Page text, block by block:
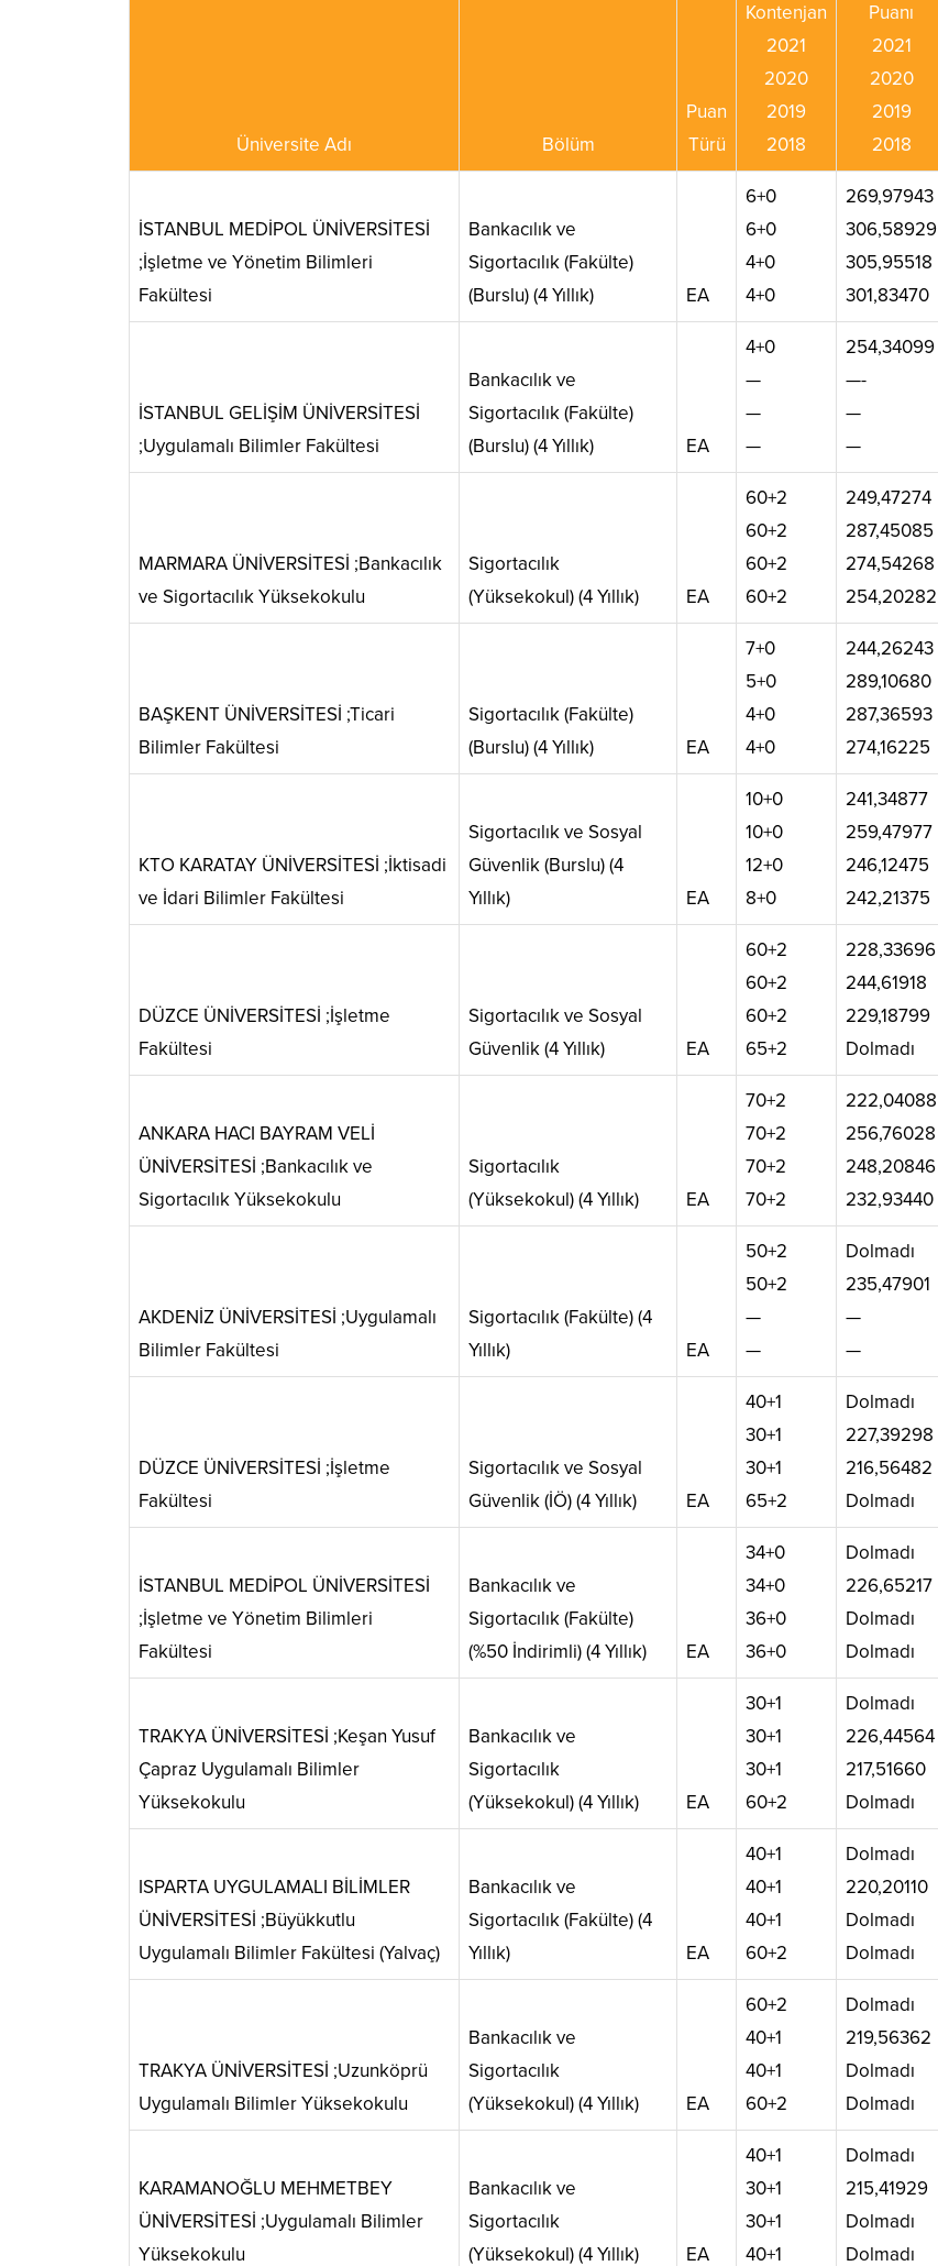
Üniversite Adı Bölüm
Puan
Türü
Kontenjan
2021
2020
2019
2018
Puanı
2021
2020
2019
2018
İSTANBUL MEDİPOL ÜNİVERSİTESİ
;İşletme ve Yönetim Bilimleri
Fakültesi
Bankacılık ve
Sigortacılık (Fakülte)
(Burslu) (4 Yıllık)
EA
6+0
6+0
4+0
4+0
269,97943
306,58929
305,95518
301,83470
İSTANBUL GELİŞİM ÜNİVERSİTESİ
;Uygulamalı Bilimler Fakültesi
Bankacılık ve
Sigortacılık (Fakülte)
(Burslu) (4 Yıllık)
EA
4+0
—
—
—
254,34099
—-
—
—
MARMARA ÜNİVERSİTESİ ;Bankacılık
ve Sigortacılık Yüksekokulu
Sigortacılık
(Yüksekokul) (4 Yıllık)
EA
60+2
60+2
60+2
60+2
249,47274
287,45085
274,54268
254,20282
BAŞKENT ÜNİVERSİTESİ ;Ticari
Bilimler Fakültesi
Sigortacılık (Fakülte)
(Burslu) (4 Yıllık)
EA
7+0
5+0
4+0
4+0
244,26243
289,10680
287,36593
274,16225
KTO KARATAY ÜNİVERSİTESİ ;İktisadi
ve İdari Bilimler Fakültesi
Sigortacılık ve Sosyal
Güvenlik (Burslu) (4
Yıllık)
EA
10+0
10+0
12+0
8+0
241,34877
259,47977
246,12475
242,21375
DÜZCE ÜNİVERSİTESİ ;İşletme
Fakültesi
Sigortacılık ve Sosyal
Güvenlik (4 Yıllık)
EA
60+2
60+2
60+2
65+2
228,33696
244,61918
229,18799
Dolmadı
ANKARA HACI BAYRAM VELİ
ÜNİVERSİTESİ ;Bankacılık ve
Sigortacılık Yüksekokulu
Sigortacılık
(Yüksekokul) (4 Yıllık)
EA
70+2
70+2
70+2
70+2
222,04088
256,76028
248,20846
232,93440
AKDENİZ ÜNİVERSİTESİ ;Uygulamalı
Bilimler Fakültesi
Sigortacılık (Fakülte) (4
Yıllık)
EA
50+2
50+2
—
—
Dolmadı
235,47901
—
—
DÜZCE ÜNİVERSİTESİ ;İşletme
Fakültesi
Sigortacılık ve Sosyal
Güvenlik (İÖ) (4 Yıllık)
EA
40+1
30+1
30+1
65+2
Dolmadı
227,39298
216,56482
Dolmadı
İSTANBUL MEDİPOL ÜNİVERSİTESİ
;İşletme ve Yönetim Bilimleri
Fakültesi
Bankacılık ve
Sigortacılık (Fakülte)
(%50 İndirimli) (4 Yıllık)
EA
34+0
34+0
36+0
36+0
Dolmadı
226,65217
Dolmadı
Dolmadı
TRAKYA ÜNİVERSİTESİ ;Keşan Yusuf
Çapraz Uygulamalı Bilimler
Yüksekokulu
Bankacılık ve
Sigortacılık
(Yüksekokul) (4 Yıllık)
EA
30+1
30+1
30+1
60+2
Dolmadı
226,44564
217,51660
Dolmadı
ISPARTA UYGULAMALI BİLİMLER
ÜNİVERSİTESİ ;Büyükkutlu
Uygulamalı Bilimler Fakültesi (Yalvaç)
Bankacılık ve
Sigortacılık (Fakülte) (4
Yıllık)
EA
40+1
40+1
40+1
60+2
Dolmadı
220,20110
Dolmadı
Dolmadı
TRAKYA ÜNİVERSİTESİ ;Uzunköprü
Uygulamalı Bilimler Yüksekokulu
Bankacılık ve
Sigortacılık
(Yüksekokul) (4 Yıllık)
EA
60+2
40+1
40+1
60+2
Dolmadı
219,56362
Dolmadı
Dolmadı
KARAMANOĞLU MEHMETBEY
ÜNİVERSİTESİ ;Uygulamalı Bilimler
Yüksekokulu
Bankacılık ve
Sigortacılık
(Yüksekokul) (4 Yıllık)
EA
40+1
30+1
30+1
40+1
Dolmadı
215,41929
Dolmadı
Dolmadı